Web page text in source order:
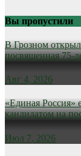
Вы пропустили
В Грозном
посвященная 75-
Авг 4, 2026
«Единая Россия»
кандидатом на
Июл 7, 2026